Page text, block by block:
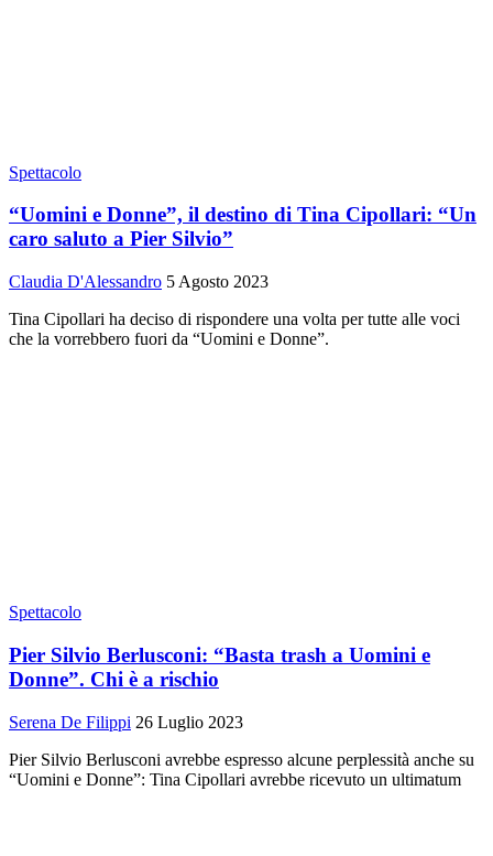
Spettacolo
“Uomini e Donne”, il destino di Tina Cipollari: “Un
caro saluto a Pier Silvio”
Claudia D'Alessandro 5 Agosto 2023
Tina Cipollari ha deciso di rispondere una volta per tutte alle voci
che la vorrebbero fuori da “Uomini e Donne”.
Spettacolo
Pier Silvio Berlusconi: “Basta trash a Uomini e
Donne”. Chi è a rischio
Serena De Filippi 26 Luglio 2023
Pier Silvio Berlusconi avrebbe espresso alcune perplessità anche su
“Uomini e Donne”: Tina Cipollari avrebbe ricevuto un ultimatum